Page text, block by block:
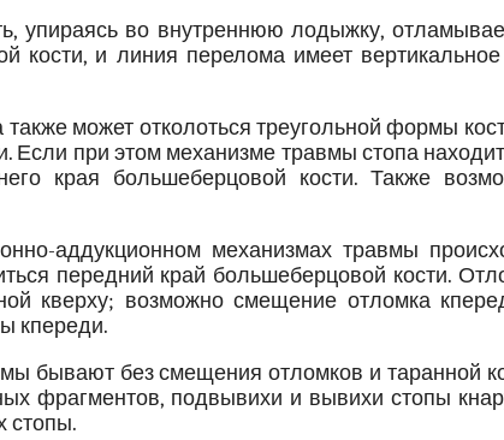
упираясь во внутреннюю лодыжку,
кости, и линия перелома имеет
может отколоться треугольной формы
Если при этом механизме травмы стопа
края большеберцовой кости. Также
аддукционном механизмах травмы
передний край большеберцовой кости.
кверху; возможно смещение отломка
кпереди.
бывают без смещения отломков и таранной
фрагментов, подвывихи и вывихи стопы
стопы.